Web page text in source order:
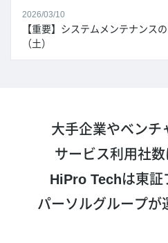
2026/03/10
【重要】システムメンテナンス
（土）
大手企業やベンチ
サービス利用社数
HiPro Techは東証
パーソルグループが